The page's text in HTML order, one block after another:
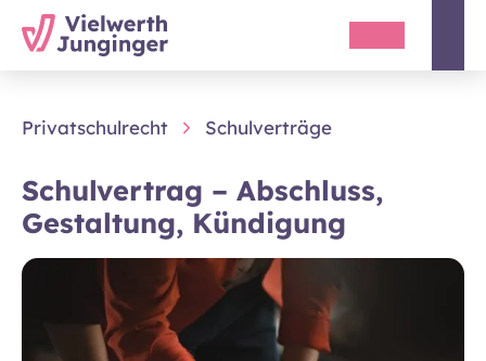
Privatschulrecht Schulverträge
Schulvertrag – Abschluss,
Gestaltung, Kündigung